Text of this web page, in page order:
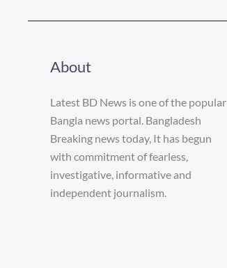
About
Latest BD News is one of the popular
Bangla news portal. Bangladesh
Breaking news today, It has begun
with commitment of fearless,
investigative, informative and
independent journalism.